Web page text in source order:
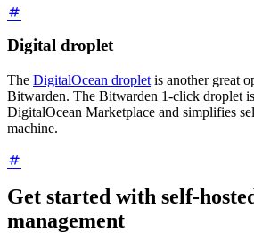
Digital droplet
The DigitalOcean droplet is another great
Bitwarden. The Bitwarden 1-click droplet
DigitalOcean Marketplace and simplifies
machine.
Get started with self-
management